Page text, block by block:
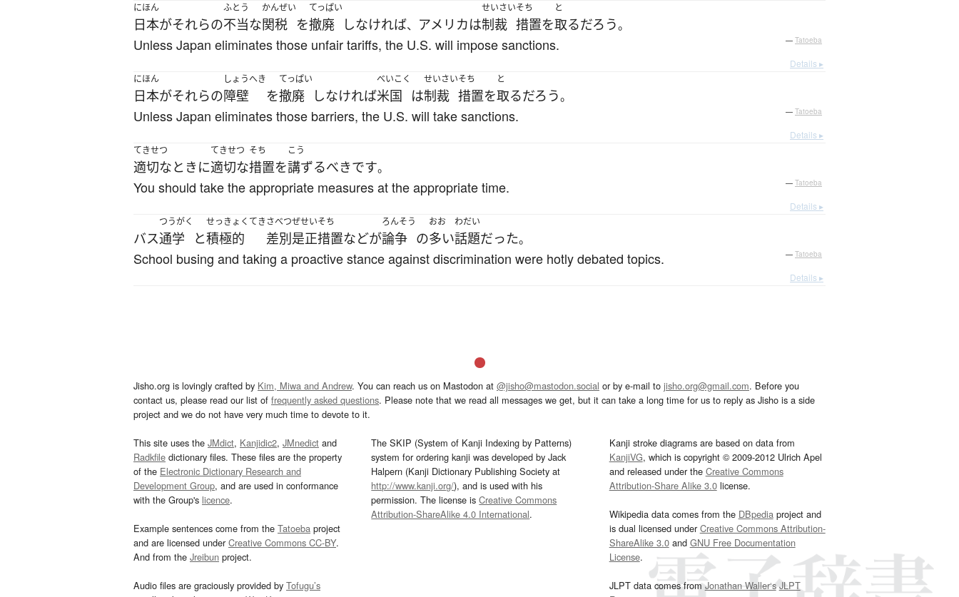
にほん
日本がそれらの
ふとう
不当な
かんぜい
関税 を
てっぱい
撤廃 しなければ、 アメリカは
せいさい
制裁
そち
措置を
と
取るだろう。
Unless Japan eliminates those unfair tariffs, the U.S. will impose sanctions. — Tatoeba
Details ▸
にほん
日本がそれらの
しょうへき
障壁 を
てっぱい
撤廃 しなければ
べいこく
米国 は
せいさい
制裁
そち
措置を
と
取るだろう。
Unless Japan eliminates those barriers, the U.S. will take sanctions. — Tatoeba
Details ▸
てきせつ
適切なときに
てきせつ
適切な
そち
措置を
こう
講ずるべきです。
You should take the appropriate measures at the appropriate time. — Tatoeba
Details ▸
バス
つうがく
通学 と
せっきょくてき
積極的
さべつ
差別
ぜせいそち
是正措置などが
ろんそう
論争 の
おお
多い
わだい
話題だった。
School busing and taking a proactive stance against discrimination were hotly debated topics. — Tatoeba
Details ▸
Jisho.org is lovingly crafted by Kim, Miwa and Andrew. You can reach us on Mastodon at @jisho@mastodon.social or by e-mail to jisho.org@gmail.com. Before you
contact us, please read our list of frequently asked questions. Please note that we read all messages we get, but it can take a long time for us to reply as Jisho is a side
project and we do not have very much time to devote to it.
This site uses the JMdict, Kanjidic2, JMnedict and
Radkfile dictionary files. These files are the property
of the Electronic Dictionary Research and
Development Group, and are used in conformance
with the Group's licence.
Example sentences come from the Tatoeba project
and are licensed underCreative Commons CC-BY.
And from the Jreibun project.
Audio files are graciously provided by Tofugu’s
The SKIP (System of Kanji Indexing by Patterns)
system for ordering kanji was developed by Jack
Halpern (Kanji Dictionary Publishing Society at
http://www.kanji.org/), and is used with his
permission. The license isCreative Commons
Attribution-ShareAlike 4.0 International.
Kanji stroke diagrams are based on data from
KanjiVG, which is copyright © 2009-2012 Ulrich Apel
and released under the Creative Commons
Attribution-Share Alike 3.0license.
Wikipedia data comes from the DBpediaproject and
is dual licensed underCreative Commons Attribution-
ShareAlike 3.0and GNU Free Documentation
License.
JLPT data comes fromJonathan Waller‘s JLPT